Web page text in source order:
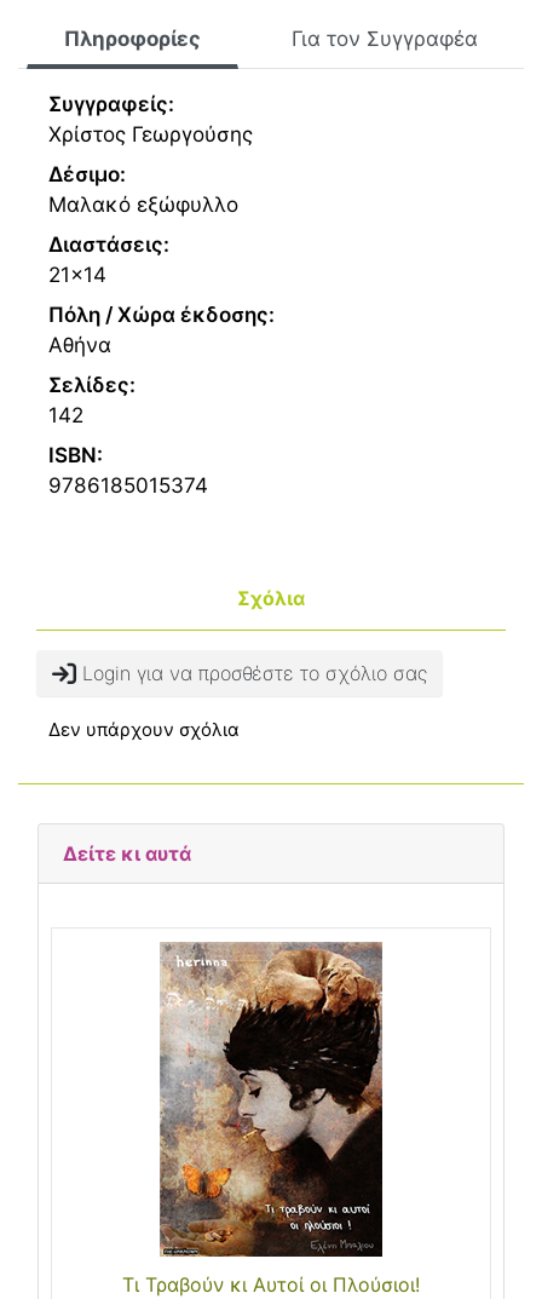
Πληροφορίες Για τον Συγγραφέα
Συγγραφείς:
Χρίστος Γεωργούσης
Δέσιμο:
Μαλακό εξώφυλλο
Διαστάσεις:
21x14
Πόλη / Χώρα έκδοσης:
Αθήνα
Σελίδες:
142
ISBN:
9786185015374
Σχόλια
Login για να προσθέστε το σχόλιο σας
Δεν υπάρχουν σχόλια
Δείτε κι αυτά
Τι Τραβούν κι Aυτοί οι Πλούσιοι!